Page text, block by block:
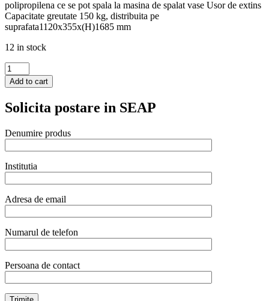
polipropilena ce se pot spala la masina de spalat vase Usor de extins
Capacitate greutate 150 kg, distribuita pe
suprafata1120x355x(H)1685 mm
12 in stock
Raft
depozitare
din
pentru
GN
quantity
Add to cart
Solicita postare in SEAP
Denumire produs
Institutia
Adresa de email
Numarul de telefon
Persoana de contact